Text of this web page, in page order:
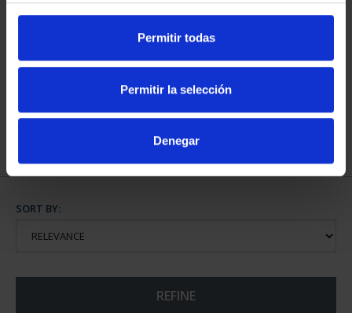
Permitir todas
Permitir la selección
Denegar
(2023) 50 EURO COIN
€610.00
EURO "WOMAN WITH
RAISE...
SORT BY:
REFINE